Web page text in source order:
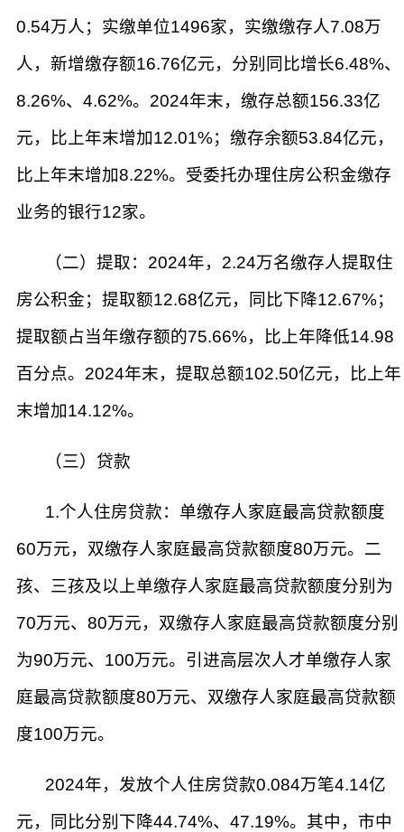
0.54万人；实缴单位1496家，实缴缴存人7.08万
人，新增缴存额16.76亿元，分别同比增长6.48%、
8.26%、4.62%。2024年末，缴存总额156.33亿
元，比上年末增加12.01%；缴存余额53.84亿元，
比上年末增加8.22%。受委托办理住房公积金缴存
业务的银行12家。
（二）提取：2024年，2.24万名缴存人提取住
房公积金；提取额12.68亿元，同比下降12.67%；
提取额占当年缴存额的75.66%，比上年降低14.98
百分点。2024年末，提取总额102.50亿元，比上年
末增加14.12%。
（三）贷款
1.个人住房贷款：单缴存人家庭最高贷款额度
60万元，双缴存人家庭最高贷款额度80万元。二
孩、三孩及以上单缴存人家庭最高贷款额度分别为
70万元、80万元，双缴存人家庭最高贷款额度分别
为90万元、100万元。引进高层次人才单缴存人家
庭最高贷款额度80万元、双缴存人家庭最高贷款额
度100万元。
2024年，发放个人住房贷款0.084万笔4.14亿
元，同比分别下降44.74%、47.19%。其中，市中